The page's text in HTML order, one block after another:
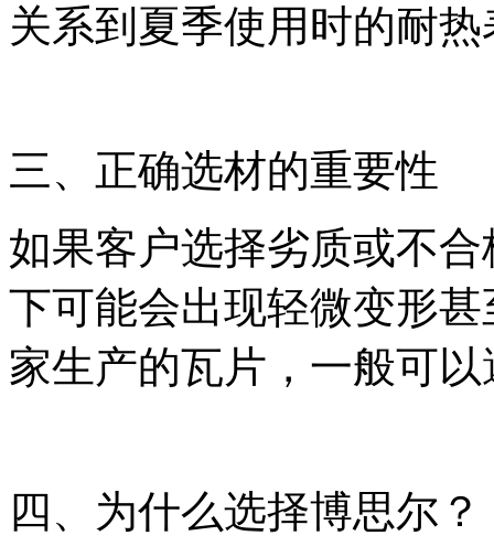
关系到夏季使用时的耐
三、正确选材的重要性
如果客户选择劣质或不
下可能会出现轻微变形
家生产的瓦片，一般可
四、为什么选择博思尔？